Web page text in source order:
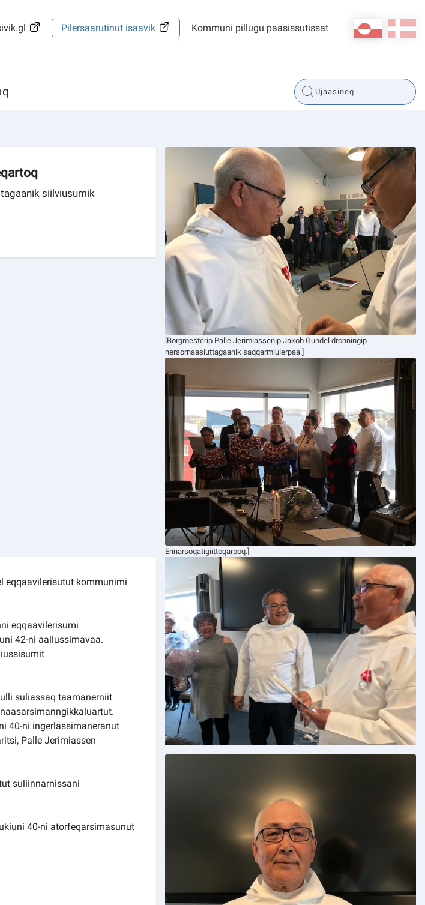
da
kl-GL
Pilersaarutinut isaavik Kommuni pillugu paasissutissat
siilviusumik
[Borgmesterip Palle Jerimiassenip Jakob Gundel dronningip
nersornaasiuttagaanik saqqarmiulerpaa.]
Erinarsoqatigiittoqarpoq.]
eqqaavilerisutut kommunimi
eqqaavilerisumi
42-ni aallussimavaa.
suliassaq taamanerniit
40-ni ingerlassimaneranut
Palle Jerimiassen
suliinnarnissani
40-ni atorfeqarsimasunut